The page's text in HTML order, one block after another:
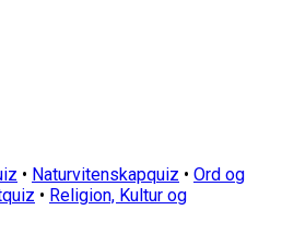
• Naturvitenskapquiz • Ord og
• Religion, Kultur og